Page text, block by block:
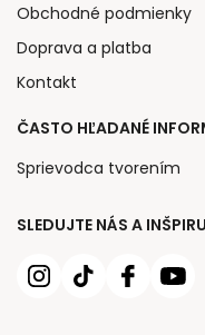
SLEDUJTE NÁS A
Obchodné podmienky
Doprava a platba
Kontakt
ČASTO HĽADANÉ
Sprievodca tvorením